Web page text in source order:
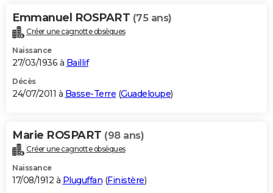
Emmanuel ROSPART (75 ans)
Créer une cagnotte obsèques
Naissance
27/03/1936 à Baillif
Décès
24/07/2011 à Basse-Terre (Guadeloupe)
Marie ROSPART (98 ans)
Créer une cagnotte obsèques
Naissance
17/08/1912 à Pluguffan (Finistère)